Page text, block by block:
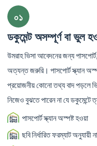
০১
ডকুমেন্ট অসম্পূর্ণ বা ভুল
উমরাহ ভিসা আবেদনের জন্য
অত্যন্ত জরুরি। পাসপোর্ট স্ক্যান
প্রয়োজনীয় কোনো তথ্য বাদ পড়লে
নিজেও বুঝতে পারেন না যে ডকুমেন্টে
পাসপোর্ট স্ক্যান অস্পষ্ট হওয়া
ছবি নির্ধারিত ফরম্যাট অনুযায়ী